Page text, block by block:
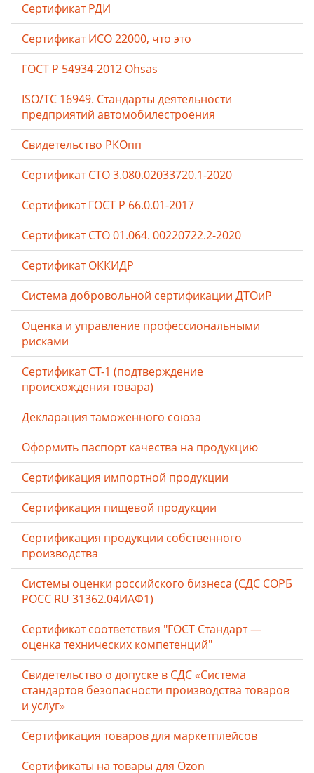
Сертификат РДИ
Сертификат ИСО 22000, что это
ГОСТ Р 54934-2012 Ohsas
ISO/TC 16949. Стандарты деятельности
предприятий автомобилестроения
Свидетельство РКОпп
Сертификат СТО 3.080.02033720.1-2020
Сертификат ГОСТ Р 66.0.01-2017
Сертификат СТО 01.064. 00220722.2-2020
Сертификат ОККИДР
Система добровольной сертификации ДТОиР
Оценка и управление профессиональными
рисками
Сертификат СТ-1 (подтверждение
происхождения товара)
Декларация таможенного союза
Оформить паспорт качества на продукцию
Сертификация импортной продукции
Сертификация пищевой продукции
Сертификация продукции собственного
производства
Системы оценки российского бизнеса (СДС СОРБ
РОСС RU 31362.04ИАФ1)
Сертификат соответствия "ГОСТ Стандарт —
оценка технических компетенций"
Свидетельство о допуске в СДС «Система
стандартов безопасности производства товаров
и услуг»
Сертификация товаров для маркетплейсов
Cертификаты на товары для Ozon